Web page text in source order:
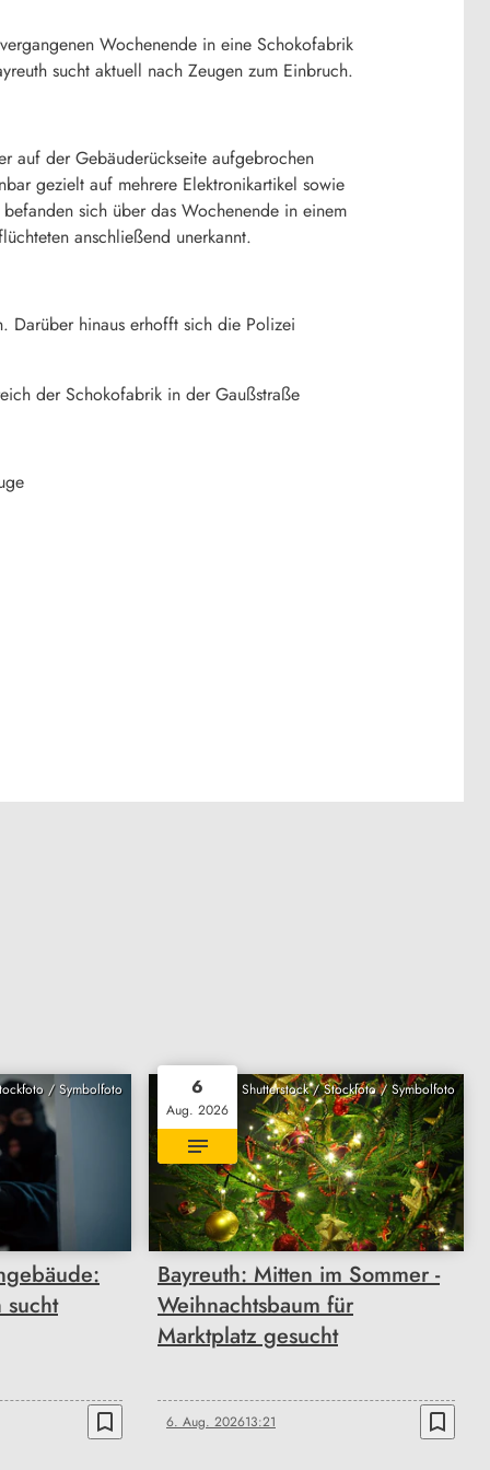
Wochenende in eine Schokofabrik
sucht aktuell nach Zeugen zum Einbruch.
auf der Gebäuderückseite aufgebrochen
gezielt auf mehrere Elektronikartikel sowie
sich über das Wochenende in einem
anschließend unerkannt.
Darüber hinaus erhofft sich die Polizei
der Schokofabrik in der Gaußstraße
/ Symbolfoto
sucht
bookmark_border
Shutterstock / Stockfoto / Symbolfoto
6
Aug. 2026
Bayreuth: Mitten im Sommer -
Weihnachtsbaum für
Marktplatz gesucht
6. Aug. 202613:21 bookmark_border